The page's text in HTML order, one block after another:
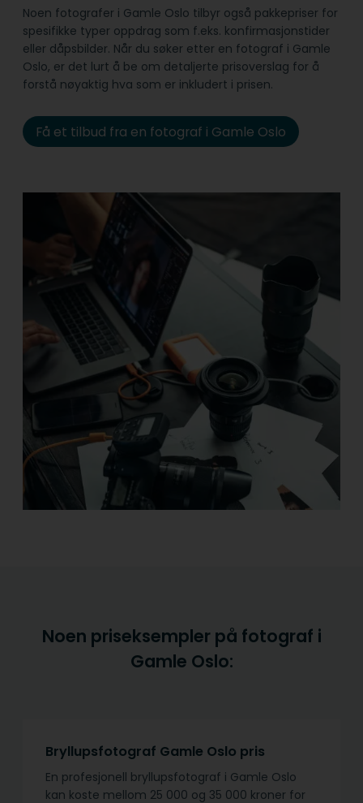
Noen fotografer i Gamle Oslo tilbyr også pakkepriser for
spesifikke typer oppdrag som f.eks. konfirmasjonstider
eller dåpsbilder. Når du søker etter en fotograf i Gamle
Oslo, er det lurt å be om detaljerte prisoverslag for å
forstå nøyaktig hva som er inkludert i prisen.
Få et tilbud fra en fotograf i Gamle Oslo
Noen priseksempler på fotograf i
Gamle Oslo:
Bryllupsfotograf Gamle Oslo pris
En profesjonell bryllupsfotograf i Gamle Oslo
kan koste mellom 25 000 og 35 000 kroner for